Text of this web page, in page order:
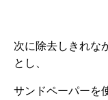
次に除去しきれな
とし、
サンドペーパーを